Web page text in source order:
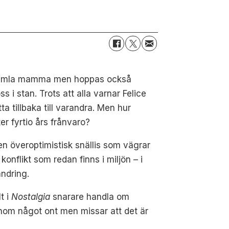
mamma men hoppas också
i stan. Trots att alla varnar Felice
tillbaka till varandra. Men hur
fyrtio års frånvaro?
överoptimistisk snällis som vägrar
som redan finns i miljön – i
iNostalgia snarare handla om
något ont men missar att det är